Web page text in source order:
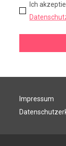
Ich
Impressum